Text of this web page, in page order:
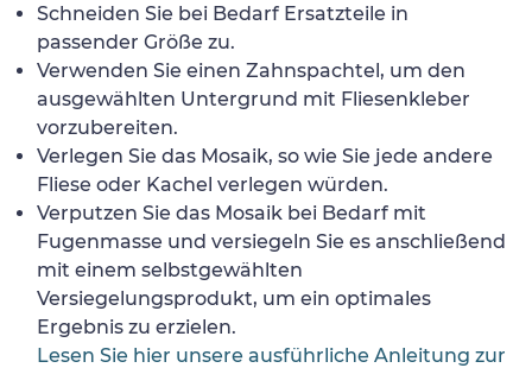
Schneiden Sie bei Bedarf Ersatzteile in
passender Größe zu.
Verwenden Sie einen Zahnspachtel, um den
ausgewählten Untergrund mit Fliesenkleber
vorzubereiten.
Verlegen Sie das Mosaik, so wie Sie jede andere
Fliese oder Kachel verlegen würden.
Verputzen Sie das Mosaik bei Bedarf mit
Fugenmasse und versiegeln Sie es anschließend
mit einem selbstgewählten
Versiegelungsprodukt, um ein optimales
Ergebnis zu erzielen.
Lesen Sie hier unsere ausführliche Anleitung zur